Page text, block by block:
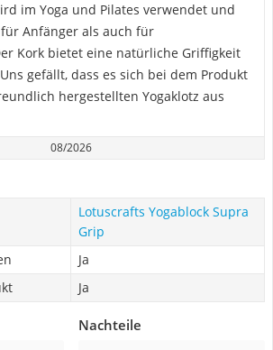
im Yoga und Pilates verwendet und
Anfänger als auch für
Kork bietet eine natürliche Griffigkeit
gefällt, dass es sich bei dem Produkt
hergestellten Yogaklotz aus
08/2026
Lotuscrafts Yogablock Supra
Grip
Ja
Ja
Nachteile